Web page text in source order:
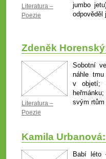
Literatura –
Poezie
jumbo
odpověděl
Zdeněk
Literatura –
Poezie
Sobotní
náhle
v objetí;
svým
Kamila
Babí léto